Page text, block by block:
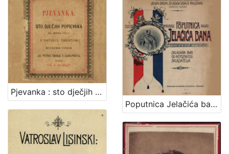
Pjevanka : sto dječjih popievaka za jedno grlo s napjevi, tekstom i metodičkim uvodom : za pučke škole i zabavišta / uredio Fr. Š. Kuhač
Poputnica Jelačića bana : u proslavu stogodišnjice rodjenja bana Josipa grofa Jelačića izdala Knjižara dioničke tiskare.